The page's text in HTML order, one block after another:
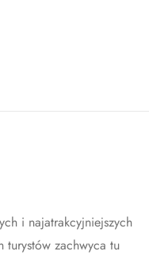
i najatrakcyjniejszych
turystów zachwyca tu